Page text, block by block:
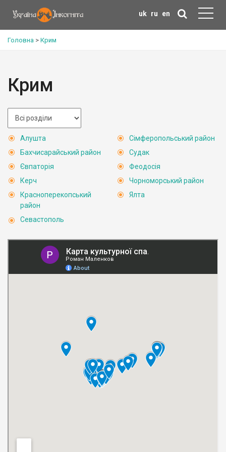
uk ru en
Головна > Крим
Крим
Алушта
Бахчисарайський район
Євпаторія
Керч
Красноперекопський
район
Севастополь
Сімферопольський район
Судак
Феодосія
Чорноморський район
Ялта